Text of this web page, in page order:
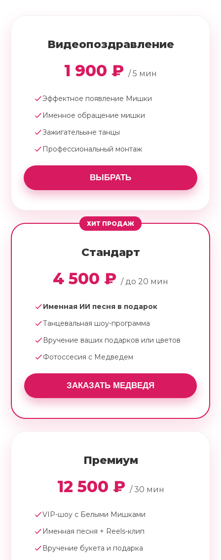
Видеопоздравление
1 900 ₽ / 5 мин
Эффектное появление Мишки
Именное обращение мишки
Зажигательыне танцы
Профессиональный монтаж
ВЫБРАТЬ
ХИТ ПРОДАЖ
Стандарт
4 500 ₽ / до 20 мин
Именная ИИ песня в подарок
Танцевальная шоу-программа
Вручение ваших подарков или цветов
Фотоссесия с Медведем
ЗАКАЗАТЬ МЕДВЕДЯ
Премиум
12 500 ₽ / 30 мин
VIP-шоу с Белыми Мишками
Именная песня + Reels-клип
Вручение букета и подарка